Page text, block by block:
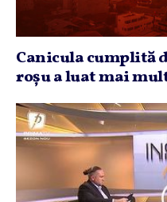
Canicula cumplită
roşu a luat mai